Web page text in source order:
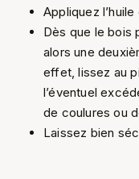
Appliquez
Dès que le bois
alors une
effet, lissez au
l’éventuel
de coulures ou
Laissez bien